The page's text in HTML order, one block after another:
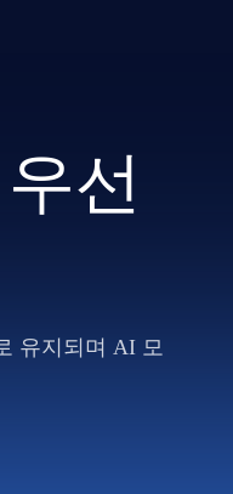
선
유지되며 AI 모